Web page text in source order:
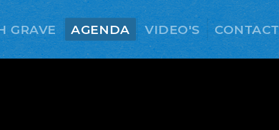
GRAVE AGENDA VIDEO'S CONTACT